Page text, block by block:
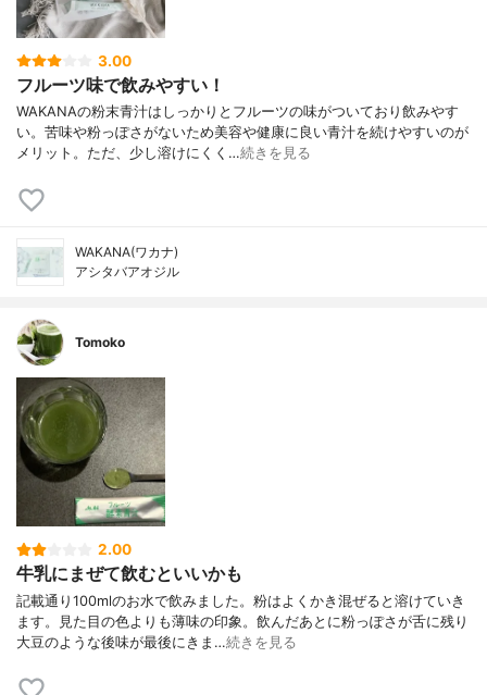
3.00
フルーツ味で飲みやすい！
WAKANAの粉末青汁はしっかりとフルーツの味がついており飲みやす
い。苦味や粉っぽさがないため美容や健康に良い青汁を続けやすいのが
メリット。ただ、少し溶けにくく…続きを見る
WAKANA(ワカナ)
アシタバアオジル
Tomoko
2.00
牛乳にまぜて飲むといいかも
記載通り100mlのお水で飲みました。粉はよくかき混ぜると溶けていき
ます。見た目の色よりも薄味の印象。飲んだあとに粉っぽさが舌に残り
大豆のような後味が最後にきま…続きを見る